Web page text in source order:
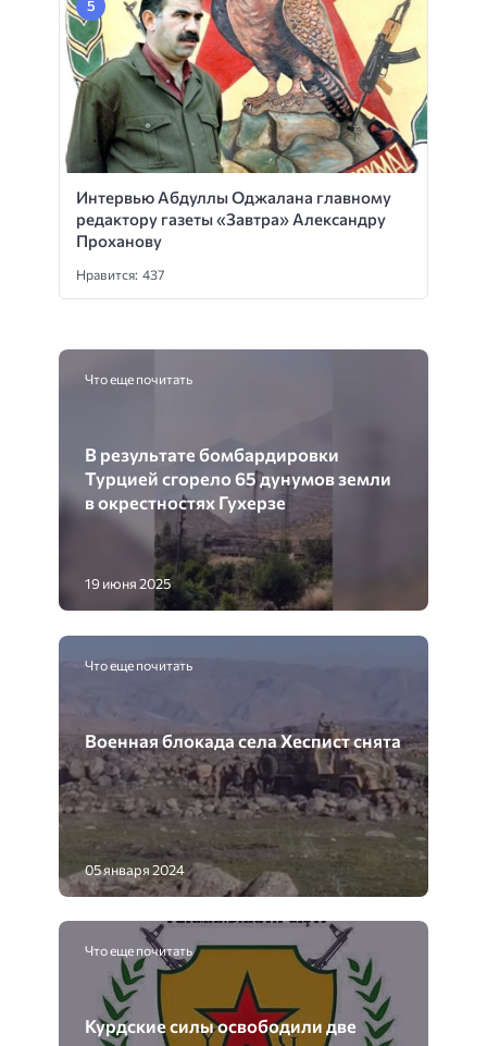
Интервью Абдуллы Оджалана главному
редактору газеты «Завтра» Александру
Проханову
Нравится: 437
Что еще почитать
В результате бомбардировки
Турцией сгорело 65 дунумов земли
в окрестностях Гухерзе
19 июня 2025
Что еще почитать
Военная блокада села Хеспист снята
05 января 2024
Что еще почитать
Курдские силы освободили две